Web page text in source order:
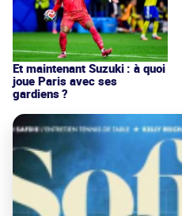
Et maintenant Suzuki : à quoi
joue Paris avec ses
gardiens ?